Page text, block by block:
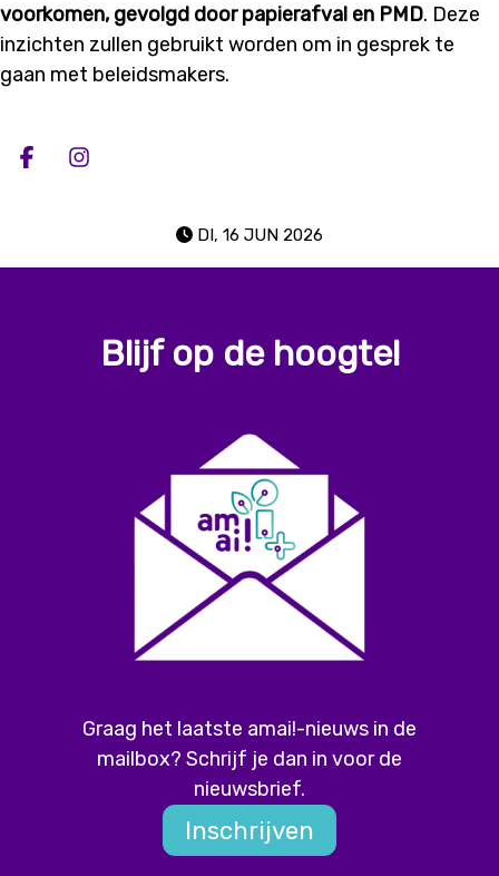
voorkomen, gevolgd door papierafval en PMD. Deze
inzichten zullen gebruikt worden om in gesprek te
gaan met beleidsmakers.
Deel op facebook
Deel op Instagram
DI, 16 JUN 2026
Blijf op de hoogte!
Graag het laatste amai!-nieuws in de
mailbox? Schrijf je dan in voor de
nieuwsbrief.
Inschrijven